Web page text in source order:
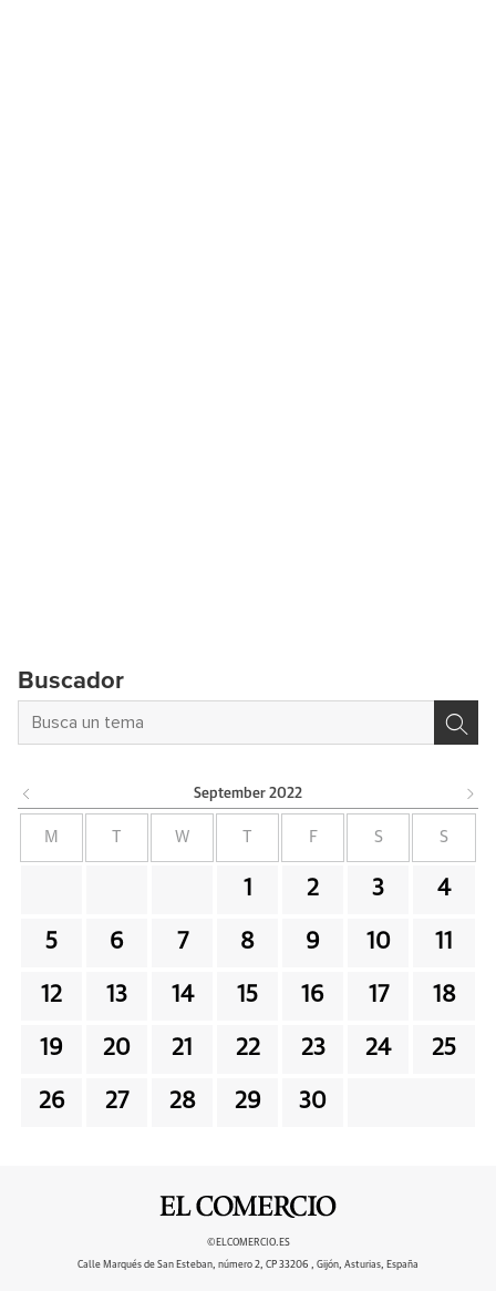
Buscador
September 2022
M W F S S
1 2 3 4
5 6 7 8 9 10 11
12 13 14 15 16 17 18
19 20 21 22 23 24 25
26 27 28 29 30
©ELCOMERCIO.ES
Calle Marqués de San Esteban, número 2, CP 33206 , Gijón, Asturias, España